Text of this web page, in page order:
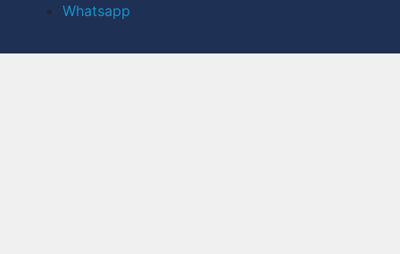
Whatsapp